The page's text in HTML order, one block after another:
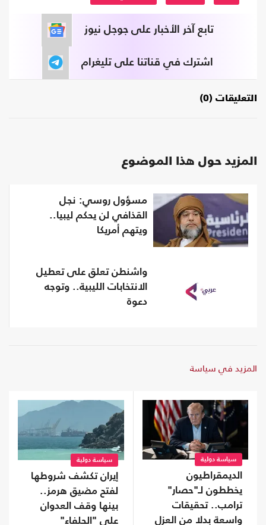
تابع آخر الأخبار على جوجل نيوز
اشترك في قناتنا على تليغرام
التعليقات (0)
المزيد حول هذا الموضوع
مسؤول روسي: نجل
القذافي لن يحكم ليبيا..
ويتهم أمريكا
واشنطن تعلق على تعطيل
الانتخابات الليبية.. وتوجه
دعوة
المزيد في سياسة
سياسة دولية
الديمقراطيون
يخططون لـ"حصار"
ترامب.. تحقيقات
واسعة بدلا من العزل
سياسة دولية
إيران تكشف شروطها
لفتح مضيق هرمز..
بينها وقف العدوان
على "الحلفاء"